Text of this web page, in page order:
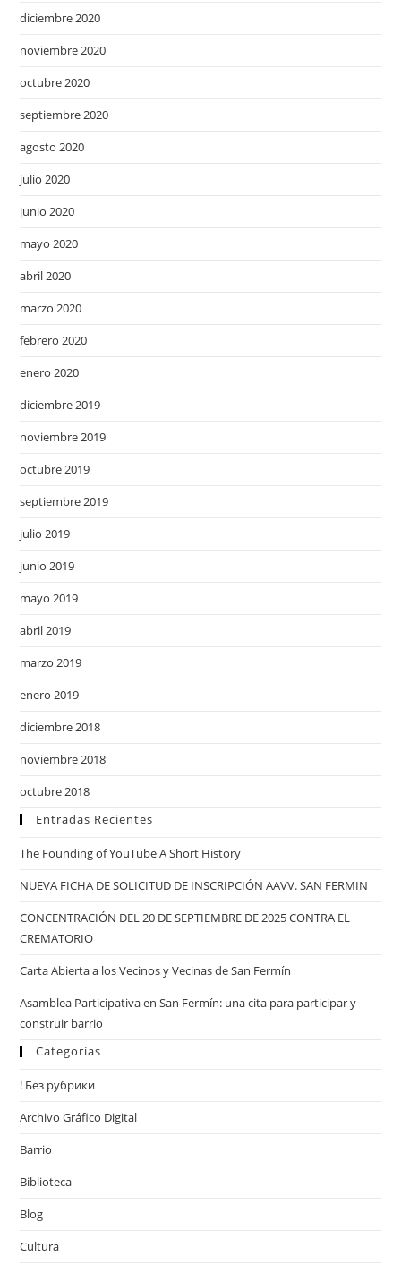
diciembre 2020
noviembre 2020
octubre 2020
septiembre 2020
agosto 2020
julio 2020
junio 2020
mayo 2020
abril 2020
marzo 2020
febrero 2020
enero 2020
diciembre 2019
noviembre 2019
octubre 2019
septiembre 2019
julio 2019
junio 2019
mayo 2019
abril 2019
marzo 2019
enero 2019
diciembre 2018
noviembre 2018
octubre 2018
Entradas Recientes
The Founding of YouTube A Short History
NUEVA FICHA DE SOLICITUD DE INSCRIPCIÓN AAVV. SAN FERMIN
CONCENTRACIÓN DEL 20 DE SEPTIEMBRE DE 2025 CONTRA EL
CREMATORIO
Carta Abierta a los Vecinos y Vecinas de San Fermín
Asamblea Participativa en San Fermín: una cita para participar y
construir barrio
Categorías
! Без рубрики
Archivo Gráfico Digital
Barrio
Biblioteca
Blog
Cultura